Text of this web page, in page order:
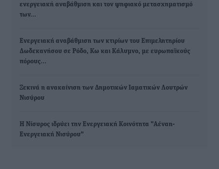
ενεργειακή αναβάθμιση και τον ψηφιακό μετασχηματισμό
των…
Ενεργειακή αναβάθμιση των κτιρίων του Επιμελητηρίου
Δωδεκανήσου σε Ρόδο, Κω και Κάλυμνο, με ευρωπαϊκούς
πόρους…
Ξεκινά η ανακαίνιση των Δημοτικών Ιαματικών Λουτρών
Νισύρου
Η Νίσυρος ιδρύει την Ενεργειακή Κοινότητα "Αέναη-
Ενεργειακή Νισύρου"